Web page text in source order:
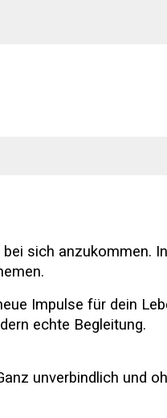
sich anzukommen.
Impulse für dein
echte Begleitung.
unverbindlich und